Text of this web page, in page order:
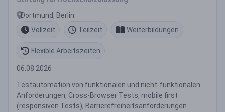
Dortmund, Berlin
Vollzeit
Teilzeit Weiterbildungen
Flexible Arbeitszeiten
06.08.2026
Testautomation von funktionalen und nicht-funktionalen
Anforderungen, Cross-Browser Tests, mobile first
(responsiven Tests), Barrierefreiheitsanforderungen